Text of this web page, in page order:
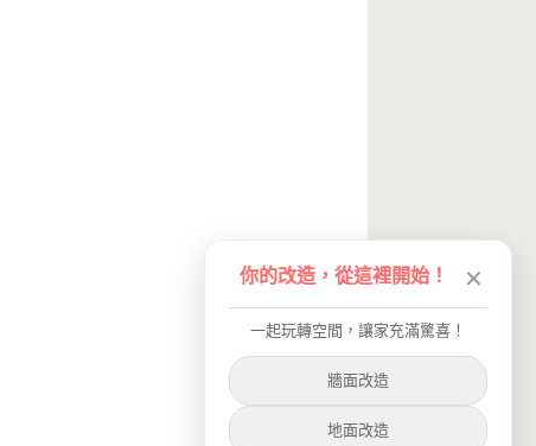
你的改造，從這裡開始！ ✕
一起玩轉空間，讓家充滿驚喜！
牆面改造
地面改造